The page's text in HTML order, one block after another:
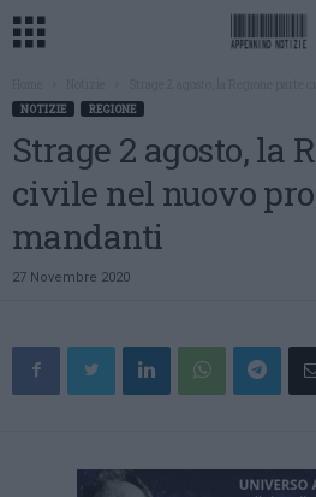
NOTIZIE REGIONE
Strage 2 agosto, la
civile nel nuovo
mandanti
27 Novembre 2020